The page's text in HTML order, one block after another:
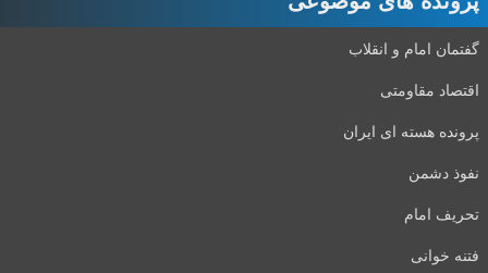
گفتمان امام و انقلاب
اقتصاد مقاومتی
پرونده هسته ای ایران
نفوذ دشمن
تحریف امام
فتنه خوانی